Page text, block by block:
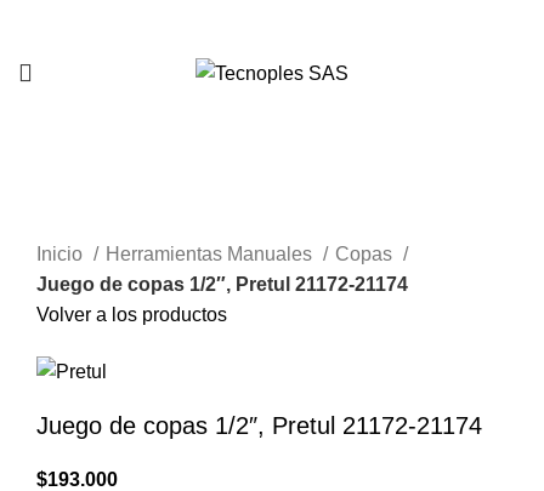
Inicio
Herramientas Manuales
Copas
Juego de copas 1/2″, Pretul 21172-21174
Volver a los productos
Juego de copas 1/2″, Pretul 21172-21174
$193.000